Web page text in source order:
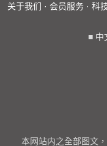
关于我们 · 会员服务 · 科
■ 中
本网站内之全部图文